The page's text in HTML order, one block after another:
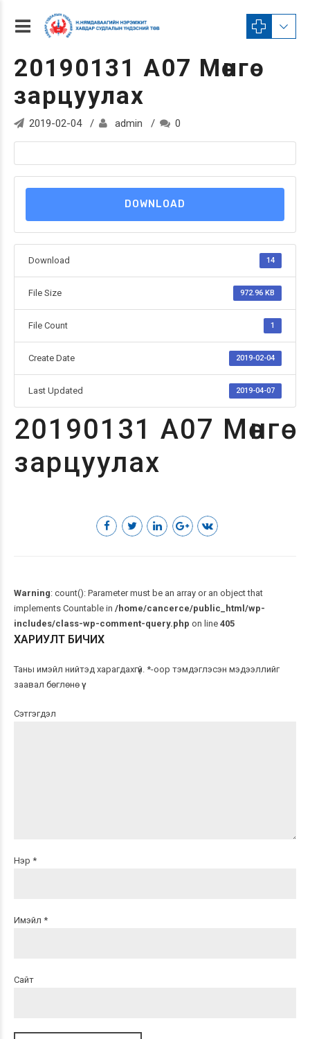
20190131 А07 Мөнгө
зарцуулах
2019-02-04 admin 0
DOWNLOAD
Download 14
File Size 972.96 KB
File Count 1
Create Date 2019-02-04
Last Updated 2019-04-07
20190131 А07 Мөнгө
зарцуулах
Warning: count(): Parameter must be an array or an object that
implements Countable in /home/cancerce/public_html/wp-
includes/class-wp-comment-query.php on line 405
ХАРИУЛТ БИЧИХ
Таны имэйл нийтэд харагдахгүй. *-оор тэмдэглэсэн мэдээллийг
заавал бөглөнө үү
Сэтгэгдэл
Нэр *
Имэйл *
Сайт